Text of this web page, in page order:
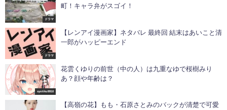
ドラマ
町！キャラ弁がスゴイ！
ドラマ
【レンアイ漫画家】ネタバレ 最終回 結末はあいこと清
一郎がハッピーエンド
syotiku9910
花雲くゆりの前世（中の人）は九重なゆで桜樹みり
あ？顔や年齢は？
【高嶺の花】もも・石原さとみのバックが清楚で可愛